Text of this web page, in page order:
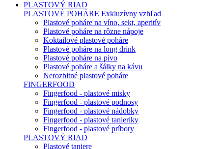
PLASTOVÝ RIAD
PLASTOVÉ POHÁRE Exkluzívny vzhľad
Plastové poháre na víno, sekt, aperitív
Plastové poháre na rôzne nápoje
Koktailové plastové poháre
Plastové poháre na long drink
Plastové poháre na pivo
Plastové poháre a šálky na kávu
Nerozbitné plastové poháre
FINGERFOOD
Fingerfood - plastové misky
Fingerfood - plastové podnosy
Fingerfood - plastové nádobky
Fingerfood - plastové tanieriky
Fingerfood - plastové príbory
PLASTOVÝ RIAD
Plastové taniere